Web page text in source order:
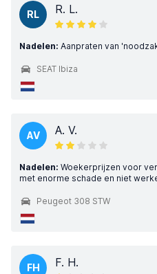
RL R. L.
Nadelen: Aanpraten van
SEAT Ibiza
AV A. V.
Nadelen: Woekerprijzen voor
met enorme schade en niet
Peugeot 308 STW
FH F. H.